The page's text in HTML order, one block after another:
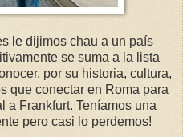
le dijimos chau a un país
se suma a la lista
por su historia, cultura,
que conectar en Roma para
a Frankfurt. Teníamos una
pero casi lo perdemos!